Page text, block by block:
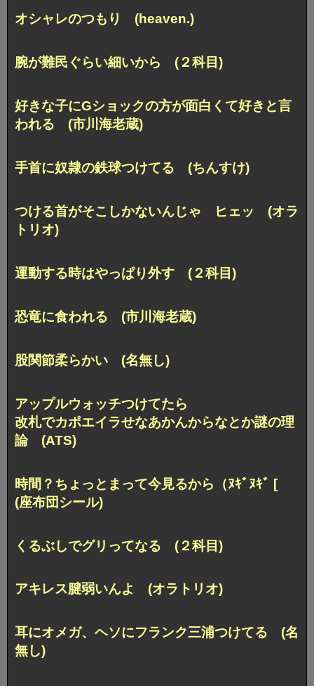
オシャレのつもり (heaven.)
腕が難民ぐらい細いから (２科目)
好きな子にGショックの方が面白くて好きと言
われる (市川海老蔵)
手首に奴隷の鉄球つけてる (ちんすけ)
つける首がそこしかないんじゃ ヒェッ (オラ
トリオ)
運動する時はやっぱり外す (２科目)
恐竜に食われる (市川海老蔵)
股関節柔らかい (名無し)
アップルウォッチつけてたら
改札でカポエイラせなあかんからなとか謎の理
論 (ATS)
時間？ちょっとまって今見るから（ﾇｷﾞﾇｷﾞ [
(座布団シール)
くるぶしでグリってなる (２科目)
アキレス腱弱いんよ (オラトリオ)
耳にオメガ、ヘソにフランク三浦つけてる (名
無し)